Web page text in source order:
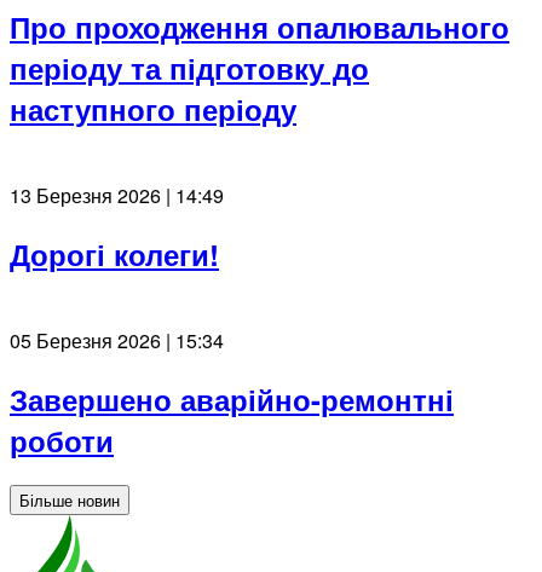
Про проходження опалювального
періоду та підготовку до
наступного періоду
13 Березня 2026 | 14:49
Дорогі колеги!
05 Березня 2026 | 15:34
Завершено аварійно-ремонтні
роботи
Більше новин